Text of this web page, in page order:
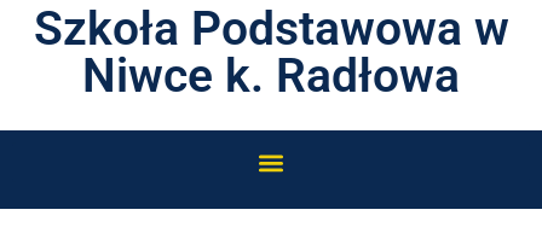
Szkoła Podstawowa w
Niwce k. Radłowa